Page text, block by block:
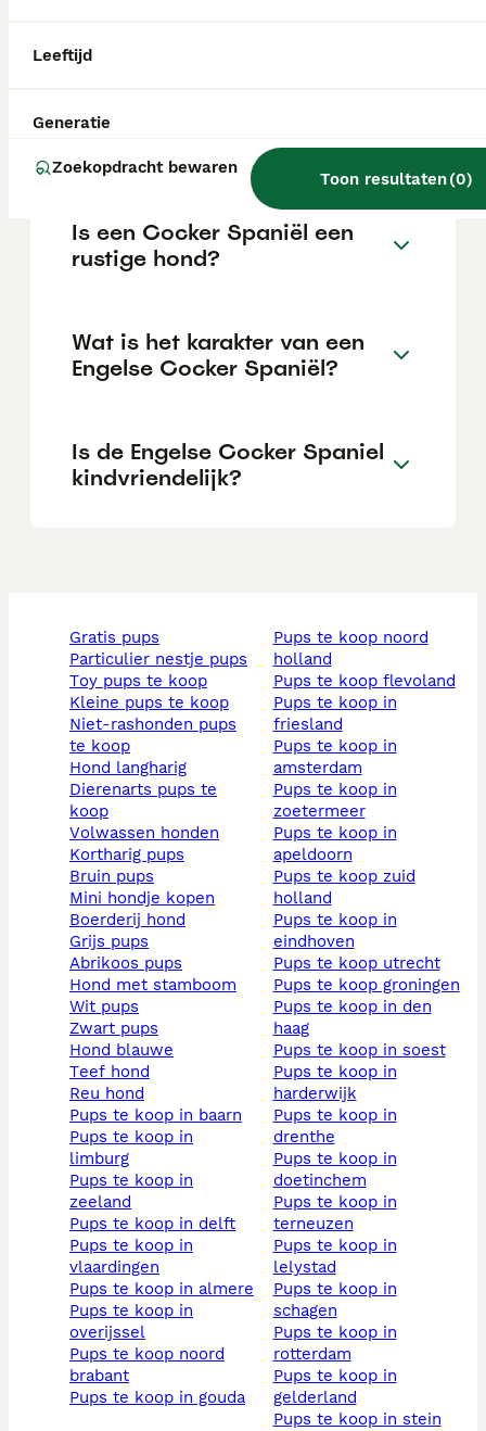
Leeftijd
Generatie
Zoekopdracht bewaren
Toon resultaten(0)
Is een Cocker Spaniël een
Is een Cocker Spaniël een
rustige hond?
Wat is het karakter van een
Engelse Cocker Spaniël?
Is de Engelse Cocker Spaniel
kindvriendelijk?
gratis pups
particulier nestje pups
toy pups te koop
kleine pups te koop
niet-rashonden pups
te koop
hond langharig
dierenarts pups te
koop
volwassen honden
kortharig pups
bruin pups
mini hondje kopen
boerderij hond
grijs pups
abrikoos pups
hond met stamboom
wit pups
zwart pups
hond blauwe
teef hond
reu hond
pups te koop in baarn
pups te koop in
limburg
pups te koop in
zeeland
pups te koop in delft
pups te koop in
vlaardingen
pups te koop in almere
pups te koop in
overijssel
pups te koop noord
brabant
pups te koop in gouda
pups te koop noord
holland
pups te koop flevoland
pups te koop in
friesland
pups te koop in
amsterdam
pups te koop in
zoetermeer
pups te koop in
apeldoorn
pups te koop zuid
holland
pups te koop in
eindhoven
pups te koop utrecht
pups te koop groningen
pups te koop in den
haag
pups te koop in soest
pups te koop in
harderwijk
pups te koop in
drenthe
pups te koop in
doetinchem
pups te koop in
terneuzen
pups te koop in
lelystad
pups te koop in
schagen
pups te koop in
rotterdam
pups te koop in
gelderland
pups te koop in stein